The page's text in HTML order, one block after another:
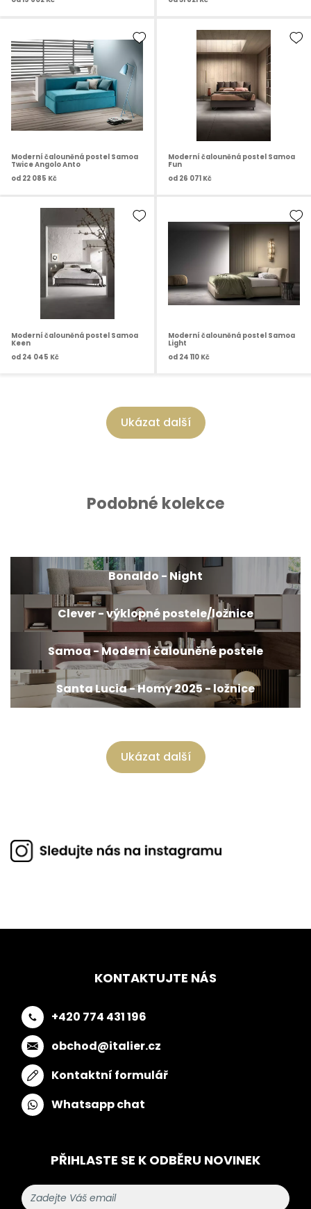
Moderní čalouněná postel Samoa
Twice Angolo Anto
od 22 085 Kč
Moderní čalouněná postel Samoa
Fun
od 26 071 Kč
Moderní čalouněná postel Samoa
Keen
od 24 045 Kč
Moderní čalouněná postel Samoa
Light
od 24 110 Kč
Ukázat další
Podobné kolekce
Bonaldo - Night
Clever - výklopné postele/ložnice
Samoa - Moderní čalouněné postele
Santa Lucia - Homy 2025 - ložnice
Ukázat další
KONTAKTUJTE NÁS
+420 774 431 196
obchod@italier.cz
Kontaktní formulář
Whatsapp chat
PŘIHLASTE SE K ODBĚRU NOVINEK